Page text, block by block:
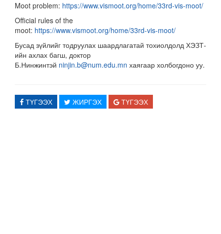
Moot problem: https://www.vismoot.org/home/33rd-vis-moot/
Official rules of the
moot: https://www.vismoot.org/home/33rd-vis-moot/
Бусад зүйлийг тодруулах шаардлагатай тохиолдолд ХЭЗТ-
ийн ахлах багш, доктор
Б.Нинжинтэй ninjin.b@num.edu.mn хаягаар холбогдоно уу.
ТҮГЭЭХ ЖИРГЭХ ТҮГЭЭХ